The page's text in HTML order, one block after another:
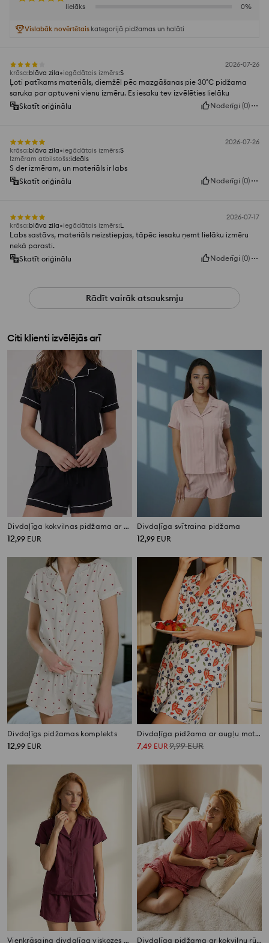
lielāks
0%
Vislabāk novērtētais kategorijā pidžamas un halāti
2026-07-26
krāsa:blāva zila iegādātais izmērs:S
Ļoti patīkams materiāls, diemžēl pēc mazgāšanas pie 30°C pidžama
saruka par aptuveni vienu izmēru. Es iesaku tev izvēlēties lielāku
Skatīt oriģinālu
Noderīgi (0)
2026-07-26
krāsa:blāva zila iegādātais izmērs:S
Izmēram atbilstošs:ideāls
S der izmēram, un materiāls ir labs
Skatīt oriģinālu
Noderīgi (0)
2026-07-17
krāsa:blāva zila iegādātais izmērs:L
Labs sastāvs, materiāls neizstiepjas, tāpēc iesaku ņemt lielāku izmēru
nekā parasti.
Skatīt oriģinālu
Noderīgi (0)
Rādīt vairāk atsauksmju
Citi klienti izvēlējās arī
Divdaļīga kokvilnas pidžama ar kontrastējošu apdari
12,99 EUR
Divdaļīga svītraina pidžama
12,99 EUR
Divdaļīgs pidžamas komplekts
12,99 EUR
Divdaļīga pidžama ar augļu motīvu
7,49 EUR 9,99EUR
Vienkrāsaina divdaļīga viskozes pidžama Divdaļīga pidžama ar kokvilnu rūtainā rakstā